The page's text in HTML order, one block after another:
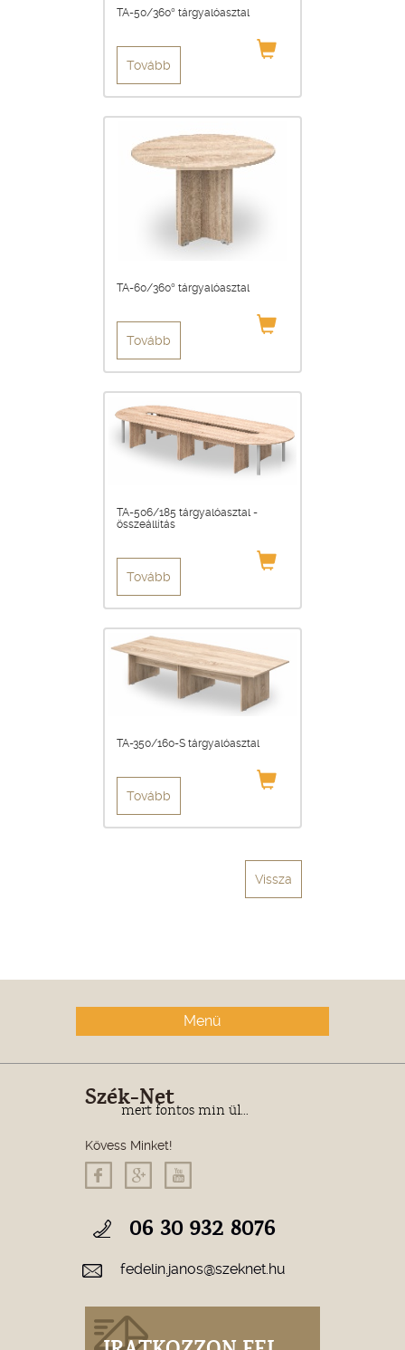
TA-50/360° tárgyalóasztal
Tovább
TA-60/360° tárgyalóasztal
Tovább
TA-506/185 tárgyalóasztal -
összeállítás
Tovább
TA-350/160-S tárgyalóasztal
Tovább
Vissza
Menü
Szék-Net
mert fontos min ül...
Kövess Minket!
06 30 932 8076
fedelin.janos@szeknet.hu